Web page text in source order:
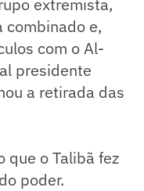
extremista,
combinado e,
com o Al-
presidente
a retirada das
que o Talibã fez
poder.